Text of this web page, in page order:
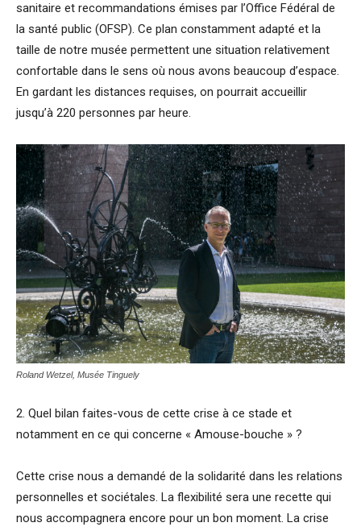
sanitaire et recommandations émises par l’Office Fédéral de
la santé public (OFSP). Ce plan constamment adapté et la
taille de notre musée permettent une situation relativement
confortable dans le sens où nous avons beaucoup d’espace.
En gardant les distances requises, on pourrait accueillir
jusqu’à 220 personnes par heure.
Roland Wetzel, Musée Tinguely
2. Quel bilan faites-vous de cette crise à ce stade et
notamment en ce qui concerne « Amouse-bouche » ?
Cette crise nous a demandé de la solidarité dans les relations
personnelles et sociétales. La flexibilité sera une recette qui
nous accompagnera encore pour un bon moment. La crise